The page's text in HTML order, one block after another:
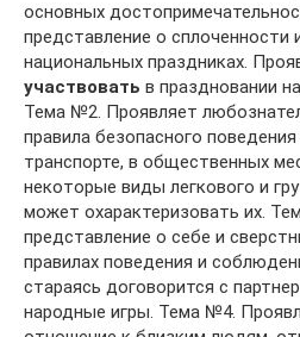
основных
представление о сплоченности
национальных праздниках.
участвовать в праздновании
Тема №2. Проявляет
правила безопасного
транспорте, в общественных
некоторые виды легкового и
может охарактеризовать их.
представление о себе и
правилах поведения и
стараясь договорится с
народные игры. Тема №4.